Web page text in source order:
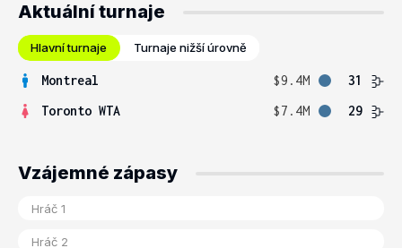
Aktuální turnaje
Hlavní turnaje Turnaje nižší úrovně
Montreal $9.4M
31
Toronto WTA
$7.4M 29
Vzájemné zápasy